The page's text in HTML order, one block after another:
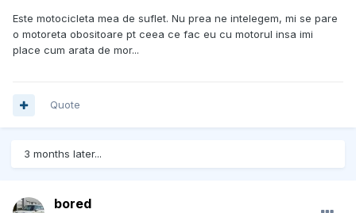
Este motocicleta mea de suflet. Nu prea ne intelegem, mi se pare
o motoreta obositoare pt ceea ce fac eu cu motorul insa imi
place cum arata de mor...
Quote
3 months later...
bored